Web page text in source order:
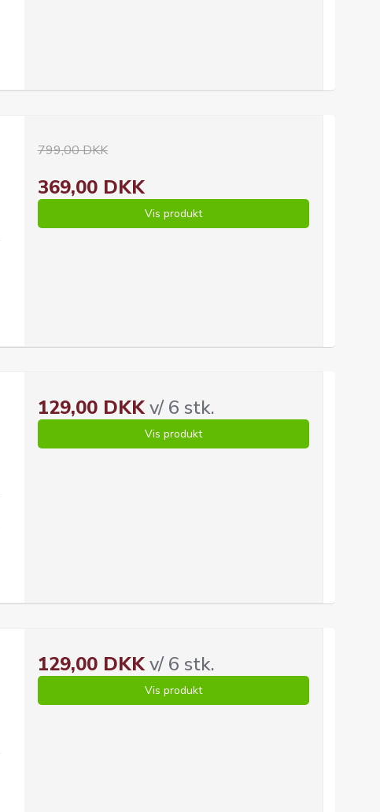
799,00 DKK
369,00 DKK
Vis produkt
129,00 DKKv/ 6 stk.
Vis produkt
129,00 DKKv/ 6 stk.
Vis produkt